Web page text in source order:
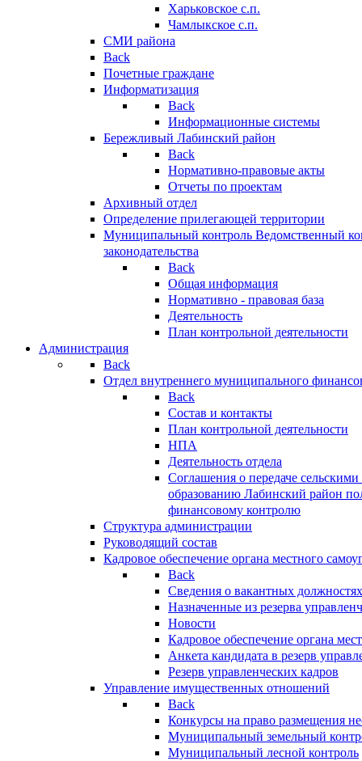
Харьковское с.п.
Чамлыкское с.п.
СМИ района
Back
Почетные граждане
Информатизация
Back
Информационные системы
Бережливый Лабинский район
Back
Нормативно-правовые акты
Отчеты по проектам
Архивный отдел
Определение прилегающей территории
Муниципальный контроль Ведомственный
законодательства
Back
Общая информация
Нормативно - правовая база
Деятельность
План контрольной деятельности
Администрация
Back
Отдел внутреннего муниципального
Back
Состав и контакты
План контрольной деятельности
НПА
Деятельность отдела
Соглашения о передаче
образованию Лабинский район
финансовому контролю
Структура администрации
Руководящий состав
Кадровое обеспечение органа местного
Back
Сведения о вакантных
Назначенные из резерва
Новости
Кадровое обеспечение органа
Анкета кандидата в резерв
Резерв управленческих кадров
Управление имущественных отношений
Back
Конкурсы на право размещения
Муниципальный земельный
Муниципальный лесной контроль